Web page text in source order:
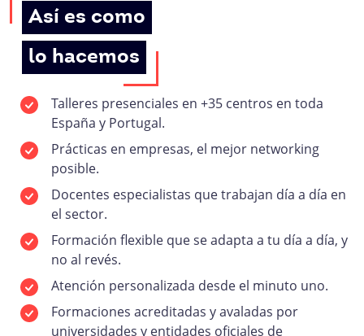
Así es como
lo hacemos
Talleres presenciales en +35 centros en toda
España y Portugal.
Prácticas en empresas, el mejor networking
posible.
Docentes especialistas que trabajan día a día en
el sector.
Formación flexible que se adapta a tu día a día, y
no al revés.
Atención personalizada desde el minuto uno.
Formaciones acreditadas y avaladas por
universidades y entidades oficiales de